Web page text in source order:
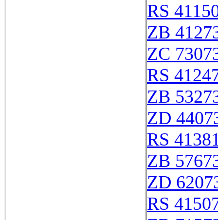
RS
ZB
ZC
RS
ZB
ZD
RS
ZB
ZD
RS